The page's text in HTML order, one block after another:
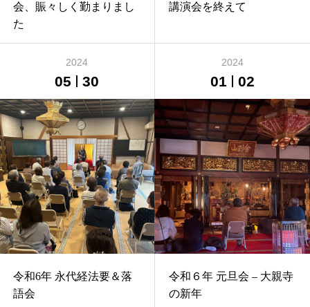
会、賑々しく勤まりまし
た
講演会を終えて
2024
05 30
令和6年 永代経法要＆落
語会
2024
01 02
令和６年 元旦会 – 大親寺
の新年